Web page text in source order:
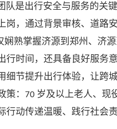
队是出行安全与服务的关
岗，通过背景审核、道路
娴熟掌握济源到郑州、济
行时间，还具备良好服务
细节提升出行体验，让跨
策：
70 岁及以上老人、现
行动传递温暖、践行社会责